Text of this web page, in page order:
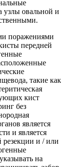
узлы овальной и
поражениями
передней
такие как
кист
без
является
и является
резекции и / или
на